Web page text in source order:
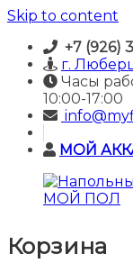
Skip to content
+7 (926)
г.
Часы
10:00-17:00
МОЙ
Напольные
покрытия
Корзина